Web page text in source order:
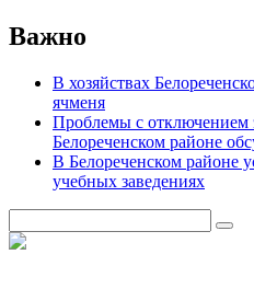
Важно
В хозяйствах
ячменя
Проблемы с отключением
Белореченском районе
В Белореченском районе
учебных заведениях